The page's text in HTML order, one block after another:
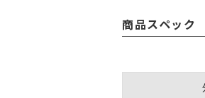
商品スペック